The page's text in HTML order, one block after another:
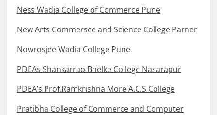
Ness Wadia College of Commerce Pune
New Arts Commersce and Science College Parner
Nowrosjee Wadia College Pune
PDEAs Shankarrao Bhelke College Nasarapur
PDEA’s Prof.Ramkrishna More A.C.S College
Pratibha College of Commerce and Computer